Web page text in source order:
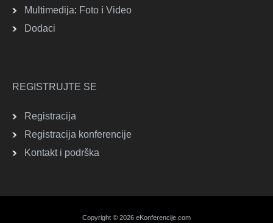
Multimedija: Foto i Video
Dodaci
REGISTRUJTE SE
Registracija
Registracija konferencije
Kontakt i podrška
Copyright © 2026 eKonferencije.com